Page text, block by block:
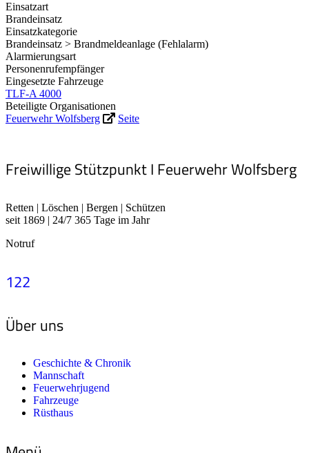
Einsatzart
Brandeinsatz
Einsatzkategorie
Brandeinsatz > Brandmeldeanlage (Fehlalarm)
Alarmierungsart
Personenrufempfänger
Eingesetzte Fahrzeuge
TLF-A 4000
Beteiligte Organisationen
Feuerwehr Wolfsberg
Seite
Freiwillige Stützpunkt I Feuerwehr Wolfsberg
Retten | Löschen | Bergen | Schützen
seit 1869 | 24/7 365 Tage im Jahr
Notruf
122
Über uns
Geschichte & Chronik
Mannschaft
Feuerwehrjugend
Fahrzeuge
Rüsthaus